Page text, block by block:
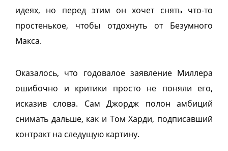
идеях, но перед этим он хочет снять что-то
простенькое, чтобы отдохнуть от Безумного
Макса.
Оказалось, что годовалое заявление Миллера
ошибочно и критики просто не поняли его,
исказив слова. Сам Джордж полон амбиций
снимать дальше, как и Том Харди, подписавший
контракт на следущую картину.